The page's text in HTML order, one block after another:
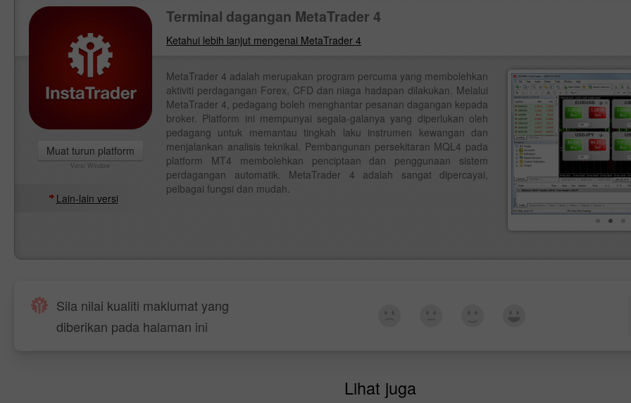
Muat turun platform
Versi Window
Lain-lain versi
Terminal dagangan MetaTrader 4
Ketahui lebih lanjut mengenai MetaTrader 4
MetaTrader 4 adalah merupakan program percuma yang membolehkan
aktiviti perdagangan Forex, CFD dan niaga hadapan dilakukan. Melalui
MetaTrader 4, pedagang boleh menghantar pesanan dagangan kepada
broker. Platform ini mempunyai segala-galanya yang diperlukan oleh
pedagang untuk memantau tingkah laku instrumen kewangan dan
menjalankan analisis teknikal. Pembangunan persekitaran MQL4 pada
platform MT4 membolehkan penciptaan dan penggunaan sistem
perdagangan automatik. MetaTrader 4 adalah sangat dipercayai,
pelbagai fungsi dan mudah.
Sila nilai kualiti maklumat yang
diberikan pada halaman ini
Lihat juga